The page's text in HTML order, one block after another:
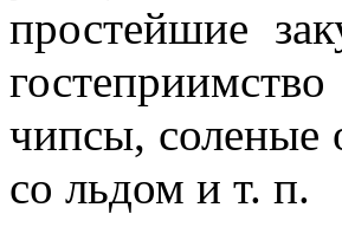
простейшие
чипсы, соленые
со льдом и т. п.